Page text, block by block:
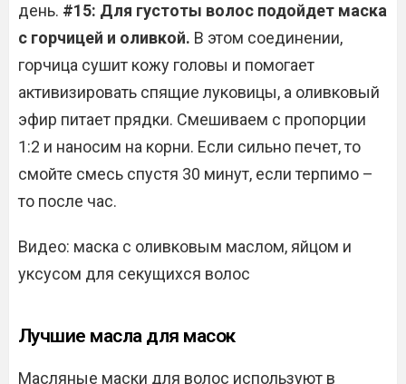
день. #15: Для густоты волос подойдет маска
с горчицей и оливкой. В этом соединении,
горчица сушит кожу головы и помогает
активизировать спящие луковицы, а оливковый
эфир питает прядки. Смешиваем с пропорции
1:2 и наносим на корни. Если сильно печет, то
смойте смесь спустя 30 минут, если терпимо –
то после час.
Видео: маска с оливковым маслом, яйцом и
уксусом для секущихся волос
Лучшие масла для масок
Масляные маски для волос используют в